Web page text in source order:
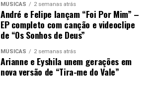
MÚSICAS 2 semanas atrás
André e Felipe lançam “Foi Por Mim” –
EP completo com canção e videoclipe
de “Os Sonhos de Deus”
MÚSICAS 2 semanas atrás
Arianne e Eyshila unem gerações em
nova versão de “Tira-me do Vale”